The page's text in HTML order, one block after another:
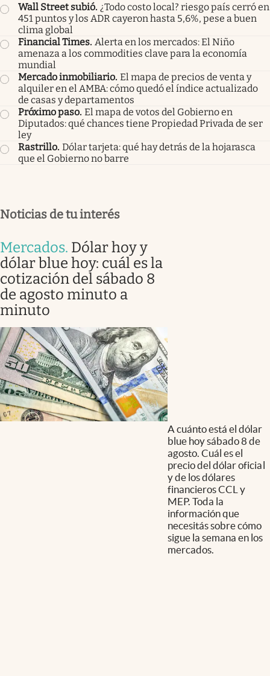
Wall Street subió. ¿Todo costo local? riesgo país cerró en
451 puntos y los ADR cayeron hasta 5,6%, pese a buen
clima global
Financial Times. Alerta en los mercados: El Niño
amenaza a los commodities clave para la economía
mundial
Mercado inmobiliario. El mapa de precios de venta y
alquiler en el AMBA: cómo quedó el índice actualizado
de casas y departamentos
Próximo paso. El mapa de votos del Gobierno en
Diputados: qué chances tiene Propiedad Privada de ser
ley
Rastrillo. Dólar tarjeta: qué hay detrás de la hojarasca
que el Gobierno no barre
Noticias de tu interés
Mercados. Dólar hoy y
dólar blue hoy: cuál es la
cotización del sábado 8
de agosto minuto a
minuto
A cuánto está el dólar
blue hoy sábado 8 de
agosto. Cuál es el
precio del dólar oficial
y de los dólares
financieros CCL y
MEP. Toda la
información que
necesitás sobre cómo
sigue la semana en los
mercados.